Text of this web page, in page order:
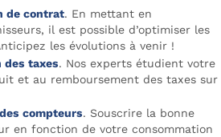
de contrat. En mettant en
il est possible d’optimiser les
les évolutions à venir !
des taxes. Nos experts étudient votre
et au remboursement des taxes sur
compteurs. Souscrire la bonne
en fonction de votre consommation